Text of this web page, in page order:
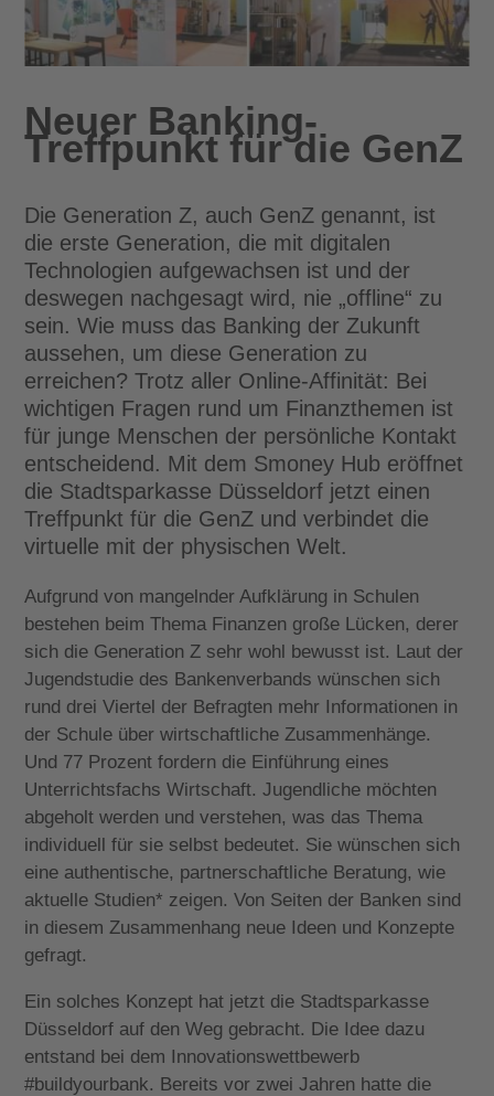
Neuer Banking-
Treffpunkt für die GenZ
Die Generation Z, auch GenZ genannt, ist
die erste Generation, die mit digitalen
Technologien aufgewachsen ist und der
deswegen nachgesagt wird, nie „offline“ zu
sein. Wie muss das Banking der Zukunft
aussehen, um diese Generation zu
erreichen? Trotz aller Online-Affinität: Bei
wichtigen Fragen rund um Finanzthemen ist
für junge Menschen der persönliche Kontakt
entscheidend. Mit dem Smoney Hub eröffnet
die Stadtsparkasse Düsseldorf jetzt einen
Treffpunkt für die GenZ und verbindet die
virtuelle mit der physischen Welt.
Aufgrund von mangelnder Aufklärung in Schulen
bestehen beim Thema Finanzen große Lücken, derer
sich die Generation Z sehr wohl bewusst ist. Laut der
Jugendstudie des Bankenverbands wünschen sich
rund drei Viertel der Befragten mehr Informationen in
der Schule über wirtschaftliche Zusammenhänge.
Und 77 Prozent fordern die Einführung eines
Unterrichtsfachs Wirtschaft. Jugendliche möchten
abgeholt werden und verstehen, was das Thema
individuell für sie selbst bedeutet. Sie wünschen sich
eine authentische, partnerschaftliche Beratung, wie
aktuelle Studien* zeigen. Von Seiten der Banken sind
in diesem Zusammenhang neue Ideen und Konzepte
gefragt.
Ein solches Konzept hat jetzt die Stadtsparkasse
Düsseldorf auf den Weg gebracht. Die Idee dazu
entstand bei dem Innovationswettbewerb
#buildyourbank. Bereits vor zwei Jahren hatte die